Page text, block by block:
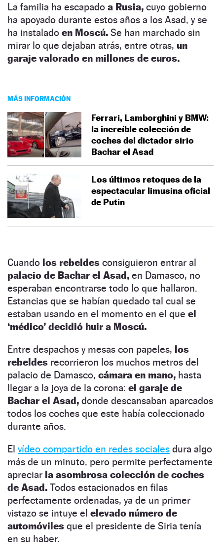
La familia ha escapado a Rusia, cuyo gobierno
ha apoyado durante estos años a los Asad, y se
ha instalado en Moscú. Se han marchado sin
mirar lo que dejaban atrás, entre otras, un
garaje valorado en millones de euros.
MÁS INFORMACIÓN
Ferrari, Lamborghini y BMW:
la increíble colección de
coches del dictador sirio
Bachar el Asad
Los últimos retoques de la
espectacular limusina oficial
de Putin
Cuando los rebeldes consiguieron entrar al
palacio de Bachar el Asad, en Damasco, no
esperaban encontrarse todo lo que hallaron.
Estancias que se habían quedado tal cual se
estaban usando en el momento en el que el
‘médico’ decidió huir a Moscú.
Entre despachos y mesas con papeles, los
rebeldes recorrieron los muchos metros del
palacio de Damasco, cámara en mano, hasta
llegar a la joya de la corona: el garaje de
Bachar el Asad, donde descansaban aparcados
todos los coches que este había coleccionado
durante años.
El vídeo compartido en redes sociales dura algo
más de un minuto, pero permite perfectamente
apreciar la asombrosa colección de coches
de Asad. Todos estacionados en filas
perfectamente ordenadas, ya de un primer
vistazo se intuye el elevado número de
automóviles que el presidente de Siria tenía
en su haber.